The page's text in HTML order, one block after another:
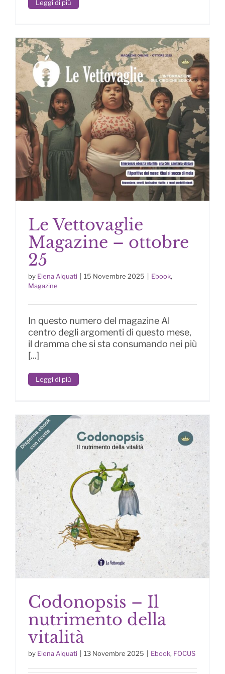
Leggi di più
Le Vettovaglie Magazine –
Le Vettovaglie
Magazine – ottobre
25
by Elena Alquati 15 Novembre 2025 Ebook,
Magazine
In questo numero del magazine Al
centro degli argomenti di questo mese,
il dramma che si sta consumando nei più
[...]
Leggi di più
Codonopsis – Il nutrimento della
vitalità
Codonopsis – Il
nutrimento della
vitalità
by Elena Alquati 13 Novembre 2025 Ebook, FOCUS